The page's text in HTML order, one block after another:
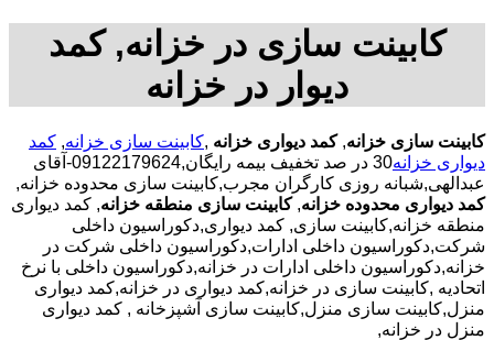
کابینت سازی در خزانه, کمد
دیوار در خزانه
کابینت سازی خزانه,کمد دیواری خزانه ,کابینت سازی خزانه, کمد
دیواری خزانه
30 در صد تخفیف بیمه رایگان,09122179624-آقای
عبدالهی,شبانه روزی کارگران مجرب,کابینت سازی محدوده خزانه,
کمد دیواری محدوده خزانه, کابینت سازی منطقه خزانه, کمد دیواری
منطقه خزانه,کابینت سازی, کمد دیواری,دکوراسیون داخلی
شرکت,دکوراسیون داخلی ادارات,دکوراسیون داخلی شرکت در
خزانه,دکوراسیون داخلی ادارات در خزانه,دکوراسیون داخلی با نرخ
اتحادیه ,کابینت سازی در خزانه,کمد دیواری در خزانه,کمد دیواری
منزل,کابینت سازی منزل,کابینت سازی آشپزخانه , کمد دیواری
منزل در خزانه,